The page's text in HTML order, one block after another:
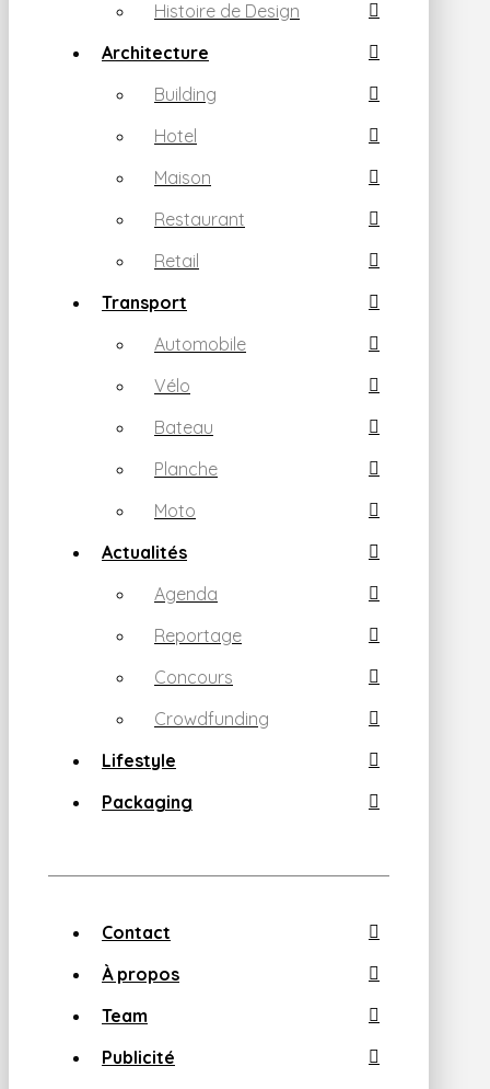
Histoire de Design
Architecture
Building
Hotel
Maison
Restaurant
Retail
Transport
Automobile
Vélo
Bateau
Planche
Moto
Actualités
Agenda
Reportage
Concours
Crowdfunding
Lifestyle
Packaging
Contact
À propos
Team
Publicité